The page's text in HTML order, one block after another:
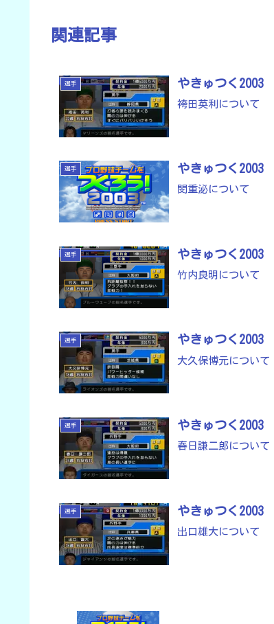
関連記事
選手 やきゅつく
袴田英利について
選手 やきゅつく
閔重泌について
選手 やきゅつく
竹内良明について
選手 やきゅつく
大久保博元について
選手 やきゅつく
春日謙二郎について
選手 やきゅつく
出口雄大について